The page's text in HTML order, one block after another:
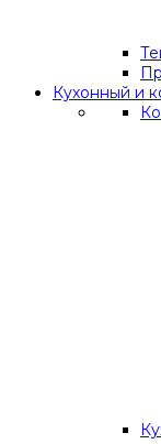
Кухонный и